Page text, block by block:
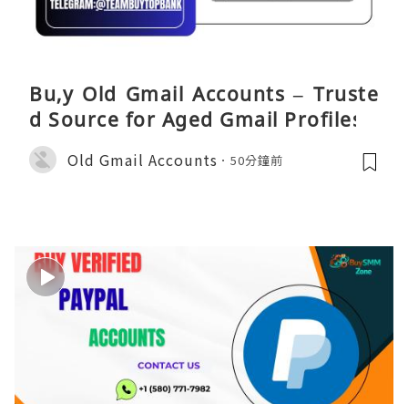
Bu,y Old Gmail Accounts – Truste
d Source for Aged Gmail Profiles
Old Gmail Accounts 50分鐘前